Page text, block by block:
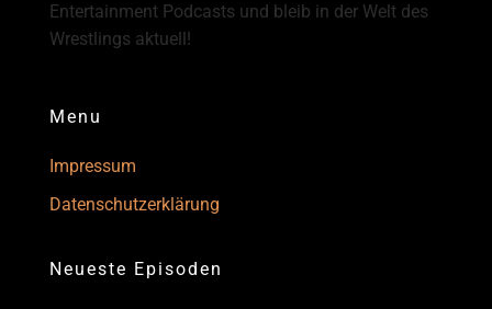
Entertainment Podcasts und bleib in der Welt des
Wrestlings aktuell!
Menu
Impressum
Datenschutzerklärung
Neueste Episoden